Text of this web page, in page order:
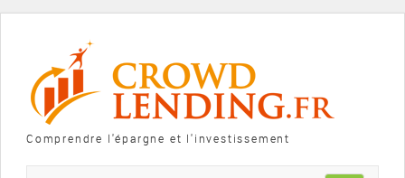
Comprendre l'épargne et l'investissement